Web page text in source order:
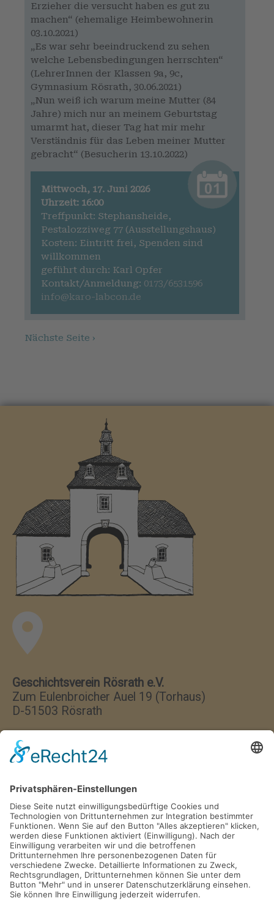
Erzieher die versucht haben es gut zu
machen“ (ehemalige Heimbewohnerin
03.10.2021)
„Es war sehr beeindruckend zu sehen
welche Lebensbedingungen herrschten“
(LehrerInnen der Klassen 9a, 9c,
Gymnasium Rösrath, 30.06.2021)
„Nun weiß ich warum meine Mutter (84
Jahre) mich nur an meinem Geburtstag
umarmt hat, dieser Tag hat mir mehr
Verständnis für das Leben meiner Mutter
gebracht“ (Besucherin 13.10.2022)
Mittwoch, 17. Juni 2026
Uhrzeit: 16:00
Treffpunkt: Stephansheide,
Pestalozziweg 77 (Ausstellungshaus)
Kosten: Eintritt frei, Spenden sind
willkommen
geführt durch: Karl Opfer
Kontakt/Anmeldung: 0173/6531596
info@karo-labcon.de
Nächste Seite ›
Geschichtsverein Rösrath e.V.
Zum Eulenbroicher Auel 19 (Torhaus)
D-51503 Rösrath
Wir haben jeden Donnerstag
von 17:00–18:00 Uhr geöffnet.
Postfach 1329
D-51494 Rösrath